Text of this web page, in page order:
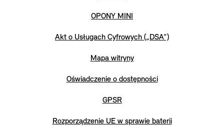
OPONY MINI
Akt o Usługach Cyfrowych („DSA”)
Mapa witryny
Oświadczenie o dostępności
GPSR
Rozporządzenie UE w sprawie baterii